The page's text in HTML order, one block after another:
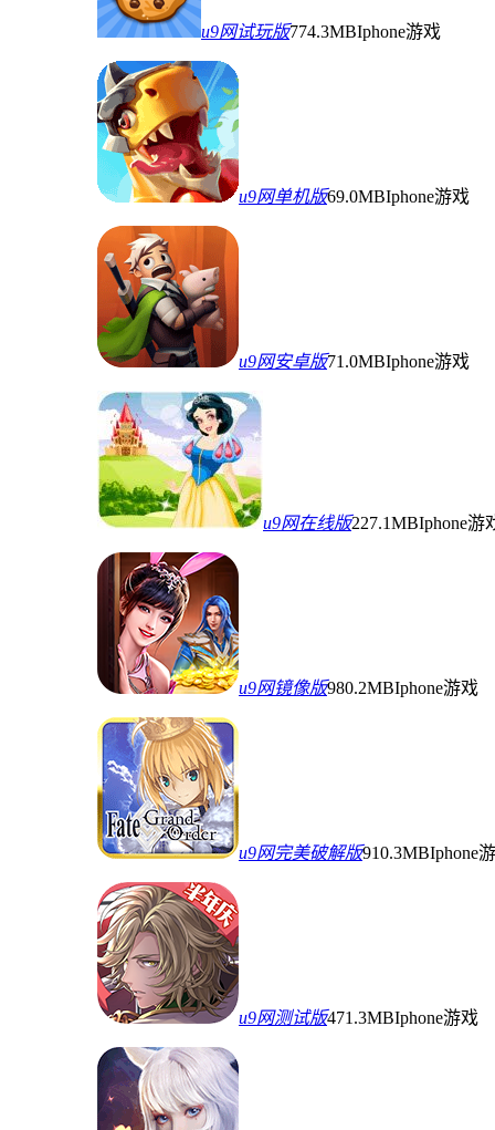
u9网试玩版774.3MBIphone游戏
u9网单机版69.0MBIphone游戏
u9网安卓版71.0MBIphone游戏
u9网在线版227.1MBIphone游
u9网镜像版980.2MBIphone游戏
u9网完美破解版910.3MBIphone
u9网测试版471.3MBIphone游戏